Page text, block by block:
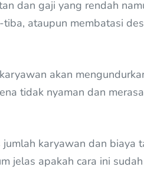
dan gaji yang rendah
ataupun membatasi
akan
tidak nyaman dan
karyawan dan biaya
jelas apakah cara ini